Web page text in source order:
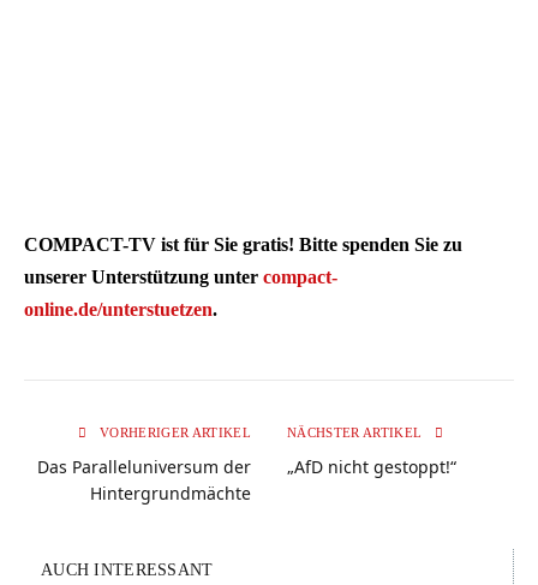
COMPACT-TV ist für Sie gratis! Bitte spenden Sie zu
unserer Unterstützung unter compact-
online.de/unterstuetzen.
VORHERIGER ARTIKEL
Das Paralleluniversum der
Hintergrundmächte
NÄCHSTER ARTIKEL
„AfD nicht gestoppt!“
AUCH INTERESSANT